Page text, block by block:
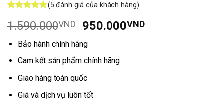
dựa trên
đánh giá
(5đánh giá của khách hàng)
1.590.000VND
Giá
là:
1.590.000VND.
950.000VNDGiá
Bảo hành chính hãng
Cam kết sản phẩm chính hãng
Giao hàng toàn quốc
Giá và dịch vụ luôn tốt